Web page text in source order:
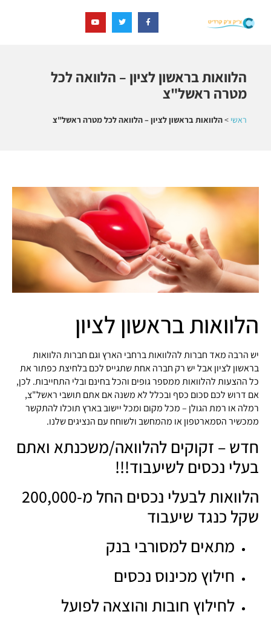
הלוואות בראשון לציון – הלוואה לכל
מטרה ראשל"צ
ראשי >הלוואות בראשון לציון – הלוואה לכל מטרה ראשל"צ
הלוואות בראשון לציון
יש הרבה מאד חברות להלוואות ברחבי הארץ וגם חברות הלוואות
בראשון לציון אבל יש רק חברה אחת שתגייס לכם בלחיצת כפתור את
כל ההצעות להלוואות ממספר גופים והכל בחינם ובלי התחייבות. לכן,
אם דרוש לכם סכום כסף ובכלל לא משנה אם אתם תושבי ראשל"צ,
רמלה או רמת הגולן – מכל מקום ומכל יישוב בארץ תוכלו להתקשר
ממכשיר הסמארטפון או מהמחשב ולשוחח עם הנציגים שלנו.
חדש – זקוקים להלוואה/משכנתא ואתם
בעלי נכסים לשיעבוד!!!
הלוואות לבעלי נכסים החל מ-200,000
שקל כנגד שיעבוד
מתאים למסורבי בנק
חילוץ מכינוס נכסים
לחילוץ חובות והוצאה לפועל